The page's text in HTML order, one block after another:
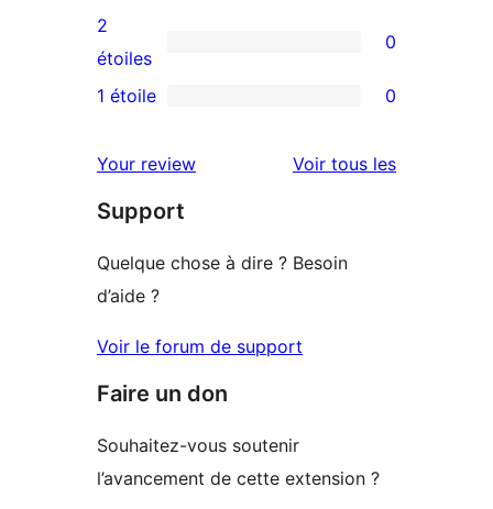
4
étoile
avis
à
3
0
avis
2
2
étoiles
0
à
1
1 étoile 0
Your review Voir tous lesavis
Support
Quelque chose à dire ? Besoin
d’aide ?
Voir le forum de support
Faire un don
Souhaitez-vous soutenir
l’avancement de cette extension ?